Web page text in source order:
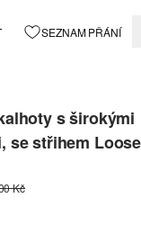
SEZNAM PŘÁNÍ
s širokými
se střihem
Kč